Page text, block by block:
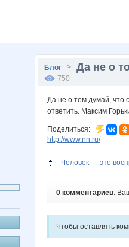
Блог > Да не о
750
Да не о том думай, что
ответить. Максим
Поделиться:
http://www.nn.ru/
Человек — это
0 комментариев.
Чтобы оставлять